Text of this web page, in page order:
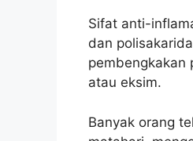
Sifat anti-
dan
pembengkakan
atau eksim.
Banyak orang